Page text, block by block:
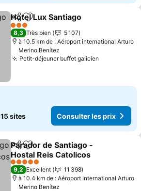
PartagerAjouter à mes favoris
Hotel Lux Santiago
3 Étoiles
8,3 Très bien
5 107
à 10.5 km de : Aéroport international Arturo
Merino Benítez
Petit-déjeuner buffet galicien
15 sites Consulter les prix
PartagerAjouter à mes favoris
Parador de Santiago -
Hostal Reis Catolicos
5 Étoiles
9,2 Excellent
11 398
à 10.4 km de : Aéroport international Arturo
Merino Benítez